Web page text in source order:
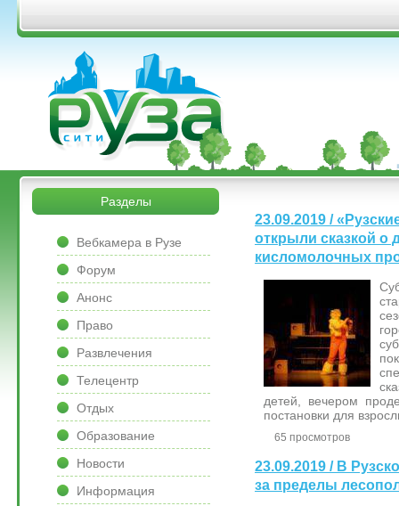
Перейти к основному содержанию
&bsps;
&bsps;
23.09.2019 /
открыли сказкой о
кисломолочных
детей, вечером
постановки для
65 просмотров
23.09.2019 / В
за пределы
Разделы
Вебкамера в Рузе
Форум
Анонс
Право
Развлечения
Телецентр
Отдых
Образование
Новости
Информация